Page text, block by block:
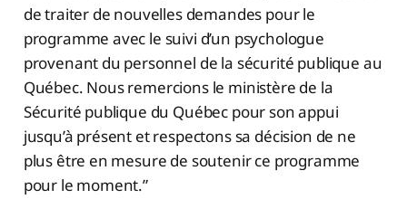
de traiter de nouvelles demandes pour le
programme avec le suivi d’un psychologue
provenant du personnel de la sécurité publique au
Québec. Nous remercions le ministère de la
Sécurité publique du Québec pour son appui
jusqu’à présent et respectons sa décision de ne
plus être en mesure de soutenir ce programme
pour le moment.”